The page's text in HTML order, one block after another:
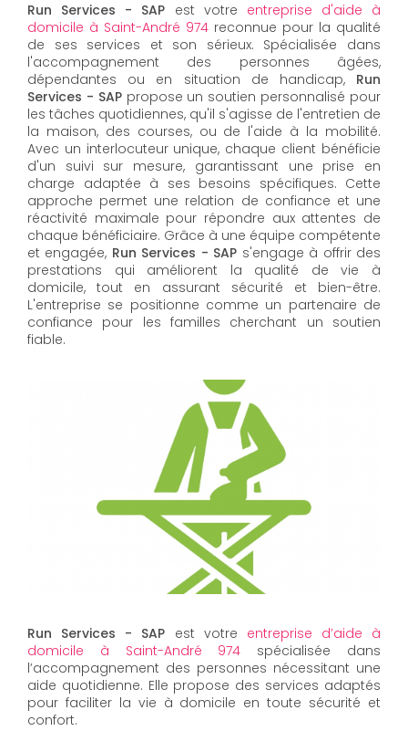
Run Services - SAP est votre entreprise d'aide à
domicile à Saint-André 974 reconnue pour la qualité
de ses services et son sérieux. Spécialisée dans
l'accompagnement des personnes âgées,
dépendantes ou en situation de handicap, Run
Services - SAP propose un soutien personnalisé pour
les tâches quotidiennes, qu'il s'agisse de l'entretien de
la maison, des courses, ou de l'aide à la mobilité.
Avec un interlocuteur unique, chaque client bénéficie
d'un suivi sur mesure, garantissant une prise en
charge adaptée à ses besoins spécifiques. Cette
approche permet une relation de confiance et une
réactivité maximale pour répondre aux attentes de
chaque bénéficiaire. Grâce à une équipe compétente
et engagée, Run Services - SAP s'engage à offrir des
prestations qui améliorent la qualité de vie à
domicile, tout en assurant sécurité et bien-être.
L'entreprise se positionne comme un partenaire de
confiance pour les familles cherchant un soutien
fiable.
Run Services - SAP est votre entreprise d’aide à
domicile à Saint-André 974 spécialisée dans
l’accompagnement des personnes nécessitant une
aide quotidienne. Elle propose des services adaptés
pour faciliter la vie à domicile en toute sécurité et
confort.